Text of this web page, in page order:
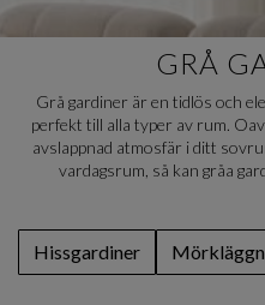
GRÅ
Grå gardiner är en tidlös och
perfekt till alla typer av rum.
avslappnad atmosfär i ditt
vardagsrum, så kan gråa
Hissgardiner